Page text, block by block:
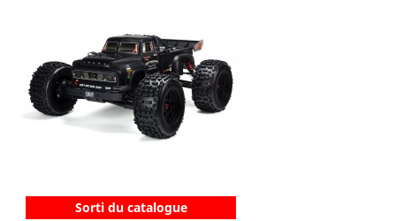
Sorti du catalogue